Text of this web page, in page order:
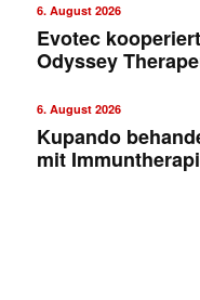
6. August 2026
Evotec
Odyssey
6. August 2026
Kupando
mit